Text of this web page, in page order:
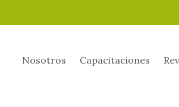
Nosotros Capacitaciones